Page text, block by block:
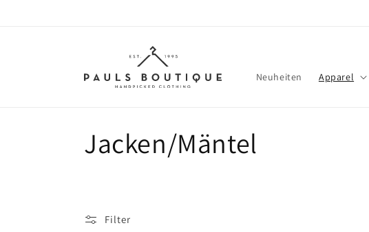
Neuheiten Apparel
K
t
Jacken/Mäntel
Filter